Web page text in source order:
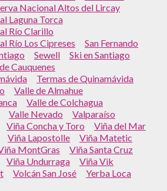
Nacional Altos del Lircay
Laguna Torca
Río Clarillo
Río Los Cipreses
San Fernando
Sewell
Ski en Santiago
Cauquenes
Termas de Quinamávida
Valle de Almahue
Valle de Colchagua
Valle Nevado
Valparaíso
Viña Concha y Toro
Viña del Mar
Viña Lapostolle
Viña Matetic
MontGras
Viña Santa Cruz
Viña Undurraga
Viña Vik
Volcán San José
Yerba Loca